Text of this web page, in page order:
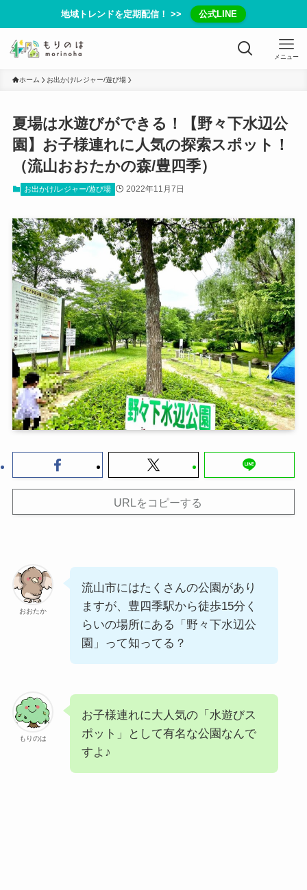
地域トレンドを定期配信！ >> 公式LINE
メニュー
ホーム お出かけ/レジャー/遊び場
夏場は水遊びができる！【野々下水辺公
園】お子様連れに人気の探索スポット！
（流山おおたかの森/豊四季）
お出かけ/レジャー/遊び場 2022年11月7日
URLをコピーする
おおたか
流山市にはたくさんの公園があり
ますが、豊四季駅から徒歩15分く
らいの場所にある「野々下水辺公
園」って知ってる？
もりのは
お子様連れに大人気の「水遊びス
ポット」として有名な公園なんで
すよ♪